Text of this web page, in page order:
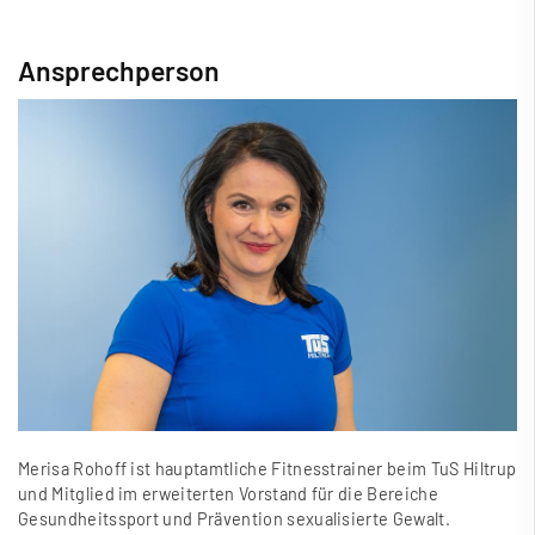
Ansprechperson
Merisa Rohoff ist hauptamtliche Fitnesstrainer beim TuS Hiltrup
und Mitglied im erweiterten Vorstand für die Bereiche
Gesundheitssport und Prävention sexualisierte Gewalt.